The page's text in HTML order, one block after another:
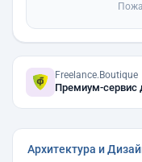
Freelance.Boutique
Премиум-сервис
Архитектура и